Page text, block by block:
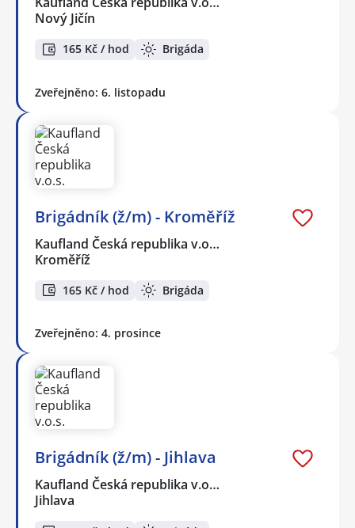
Nový Jičín
165 Kč / hod Brigáda
Zveřejněno: 6. listopadu
Brigádník (ž/m) - Kroměříž
Kaufland Česká republika v.o…
Kroměříž
165 Kč / hod Brigáda
Zveřejněno: 4. prosince
Brigádník (ž/m) - Jihlava
Kaufland Česká republika v.o…
Jihlava